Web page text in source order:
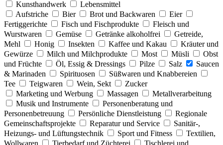
Kunsthandwerk
Lebensmittel
Aufstriche
Bier Brot und Backwaren
Eier
Fertiggerichte
Fisch und Fischprodukte
Fleisch und
Wurstwaren
Gemüse Getränke alkoholfrei
Getreide,
Mehl
Honig Insekten Kaffee und Kakau
Kräuter und
Gewürze
Milch und Milchprodukte Most Müsli
Obst
und Früchte
Öl, Essig & Dressings Pilze Salz
Saucen
& Marinaden
Spirituosen
Süßwaren und Knabbereien
Tee
Teigwaren Wein, Sekt
Zucker
Marketing und Werbung
Massagen
Metallverarbeitung
Musik und Instrumente
Personenberatung und
Personenbetreuung
Persönliche Dienstleistung
Regionale
Gemeinschaftsprojekte
Reparatur und Service
Sanitär-,
Heizungs- und Lüftungstechnik
Sport und Fitness
Textilien,
Wollwaren
Tierbedarf und Züchterei
Tischlerei und